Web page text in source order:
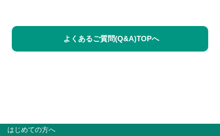
よくあるご質問(Q&A)TOPへ
はじめての方へ